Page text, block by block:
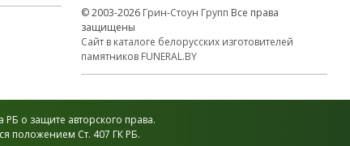
© 2003-2026 Грин-Стоун Групп Все права
защищены
Сайт в каталоге белорусских изготовителей
памятников FUNERAL.BY
о защите авторского права.
положением Ст. 407 ГК РБ.